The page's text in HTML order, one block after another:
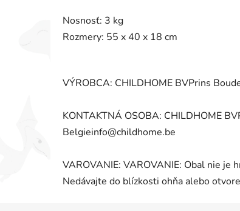
Nosnosť: 3 kg
Rozmery: 55 x 40 x 18 cm
VÝROBCA: CHILDHOME BVPrins
KONTAKTNÁ OSOBA: CHILDHOME
Belgieinfo@childhome.be
VAROVANIE: VAROVANIE: Obal nie je
Nedávajte do blízkosti ohňa alebo